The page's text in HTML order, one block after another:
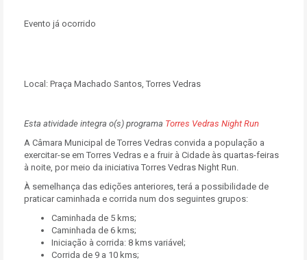
Evento já ocorrido
Local: Praça Machado Santos, Torres Vedras
Esta atividade integra o(s) programa Torres Vedras Night Run
A Câmara Municipal de Torres Vedras convida a população a
exercitar-se em Torres Vedras e a fruir à Cidade às quartas-feiras
à noite, por meio da iniciativa Torres Vedras Night Run.
À semelhança das edições anteriores, terá a possibilidade de
praticar caminhada e corrida num dos seguintes grupos:
Caminhada de 5 kms;
Caminhada de 6 kms;
Iniciação à corrida: 8 kms variável;
Corrida de 9 a 10 kms;